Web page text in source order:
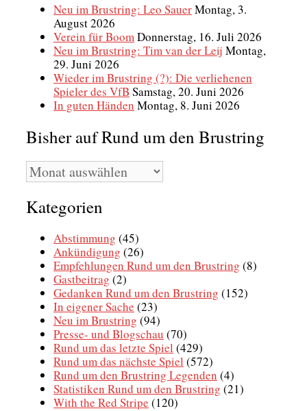
Neu im Brustring: Leo SauerMontag, 3.
August 2026
Verein für BoomDonnerstag, 16. Juli 2026
Neu im Brustring: Tim van der Leij Montag,
29. Juni 2026
Wieder im Brustring (?): Die verliehenen
Spieler des VfB Samstag, 20. Juni 2026
In guten Händen Montag, 8. Juni 2026
Bisher auf Rund um den Brustring
Bisher
auf
um
Brustring
Kategorien
Abstimmung (45)
Ankündigung (26)
Empfehlungen Rund um den Brustring (8)
Gastbeitrag (2)
Gedanken Rund um den Brustring (152)
In eigener Sache (23)
Neu im Brustring (94)
Presse- und Blogschau (70)
Rund um das letzte Spiel (429)
Rund um das nächste Spiel (572)
Rund um den Brustring Legenden (4)
Statistiken Rund um den Brustring (21)
With the Red Stripe (120)